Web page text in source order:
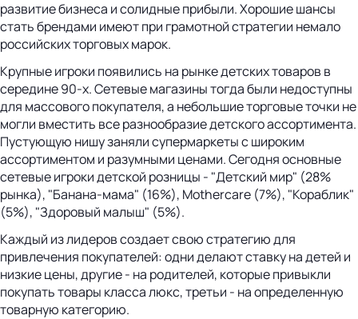
развитие бизнеса и солидные прибыли. Хорошие шансы
стать брендами имеют при грамотной стратегии немало
российских торговых марок.
Крупные игроки появились на рынке детских товаров в
середине 90-х. Сетевые магазины тогда были недоступны
для массового покупателя, а небольшие торговые точки не
могли вместить все разнообразие детского ассортимента.
Пустующую нишу заняли супермаркеты с широким
ассортиментом и разумными ценами. Сегодня основные
сетевые игроки детской розницы - "Детский мир" (28%
рынка), "Банана-мама" (16%), Mothercare (7%), "Кораблик"
(5%), "Здоровый малыш" (5%).
Каждый из лидеров создает свою стратегию для
привлечения покупателей: одни делают ставку на детей и
низкие цены, другие - на родителей, которые привыкли
покупать товары класса люкс, третьи - на определенную
товарную категорию.